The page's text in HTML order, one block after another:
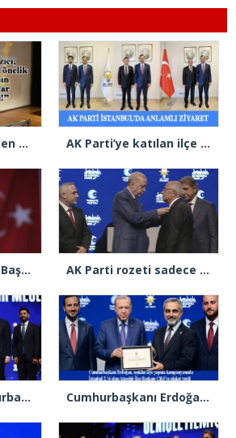
Şadi Yazıcı, “Silivri’den alınan talimatla hakkımda karalama kampanyası yürütülüyor” AK Parti’ye katılan ilçe belediye başkanlarından İl Başkanı Özdemir’e ziyaret
AK Parti İstanbul İl Başkanı Abdullah Özdemir’den Ertuğrul Özkök’e “Franco” tepkisi AK Parti rozeti sadece yakaya mı takıldı, yoksa gönüle takılmadı mı?
Kasımpaşalı Cumhurbaşkanı Erdoğan’dan İstanbul üye birincisi Beyoğlu İlçe Başkanı Kasım Fırat’a plaket Cumhurbaşkanı Erdoğan 2.’cilik plaketi verdiği Burak Çifci’den Ataşehir seçimlerini kazanma sözünü aldı